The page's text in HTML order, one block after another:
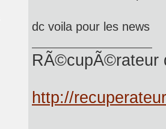
dc voila pour les news
RÃ©cupÃ©rateur
http://